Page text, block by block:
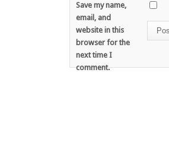
Save my name,
email, and
website in this
browser for the
next time I
comment.